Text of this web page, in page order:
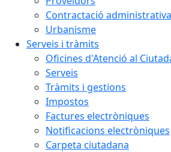
Contractació
Urbanisme
Serveis i tràmits
Oficines d'Atenció al
Serveis
Tràmits i gestions
Impostos
Factures electròniques
Notificacions electròniques
Carpeta ciutadana